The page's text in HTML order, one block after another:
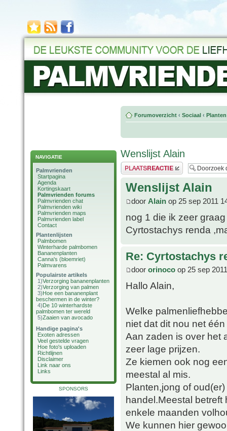
NAVIGATIE
Palmvrienden
Startpagina
Agenda
Kortingskaart
Palmvrienden forums
Palmvrienden chat
Palmvrienden wiki
Palmvrienden maps
Palmvrienden label
Contact
Plantenlijsten
Palmbomen
Winterharde palmbomen
Bananenplanten
Canna's (bloemriet)
Palmvarens
Populairste artikels
1)Verzorging bananenplanten
2)Verzorging van palmen
3)Hoe een bananenplant
beschermen in de winter?
4)De 10 winterhardste
palmbomen ter wereld
5)Zaaien van avocado
Handige pagina's
Exoten adressen
Veel gestelde vragen
Hoe foto's uploaden
Richtlijnen
Disclaimer
Link naar ons
Links
SPONSORS
Forumoverzicht ‹ Sociaal ‹
Wenslijst Alain
Plaats een reactie
Wenslijst Alain
door Alain op 25 sep 2011
nog 1 die ik zeer
Cyrtostachys renda
Re: Cyrtostachys
door orinoco op 25 sep
Hallo Alain,
Welke
niet dat dit nou net
Aan zaden is over het
zeer lage prijzen.
Ze kiemen ook nog
meestal al mis.
Planten,jong of
handel.Meestal
enkele maanden
We kunnen hier